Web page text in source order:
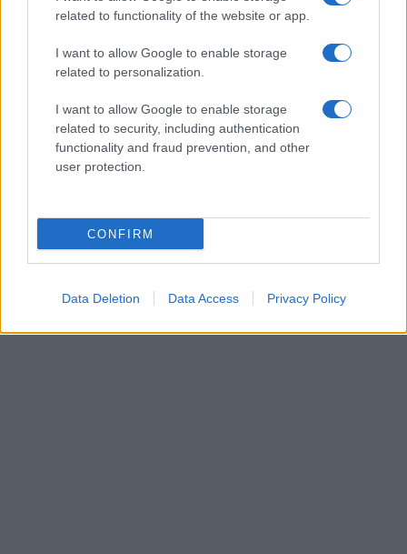
related to functionality of the website or app.
I want to allow Google to enable storage
related to personalization.
I want to allow Google to enable storage
related to security, including authentication
functionality and fraud prevention, and other
user protection.
CONFIRM
Data Deletion Data Access Privacy Policy